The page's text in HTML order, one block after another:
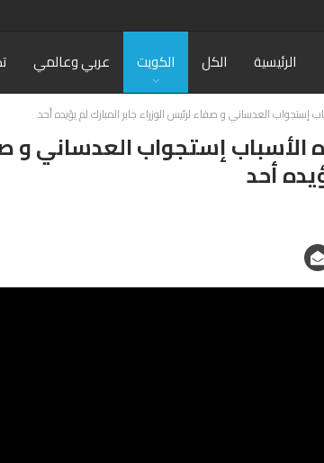
الرئيسية الكل الكويت عربي وعالمي
إستجواب العدساني و صفاء لرئيس الوزراء جابر المبارك لم يؤيده أحد
الأسباب إستجواب العدساني و
أحد